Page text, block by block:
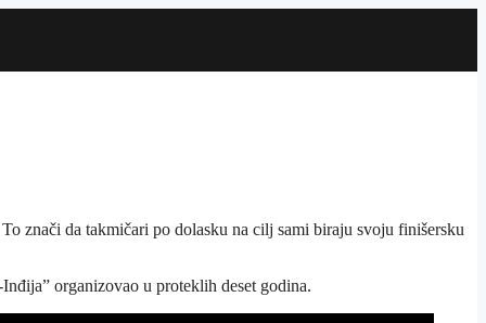
znači da takmičari po dolasku na cilj sami biraju svoju finišersku
organizovao u proteklih deset godina.